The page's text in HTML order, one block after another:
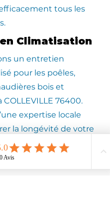
tous les
Climatisation
un entretien
pour les poêles,
bois et
COLLEVILLE 76400.
expertise locale
la longévité de votre